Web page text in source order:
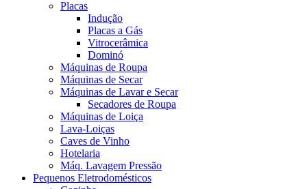
Placas
Indução
Placas a Gás
Vitrocerâmica
Dominó
Máquinas de Roupa
Máquinas de Secar
Máquinas de Lavar e Secar
Secadores de Roupa
Máquinas de Loiça
Lava-Loiças
Caves de Vinho
Hotelaria
Máq. Lavagem Pressão
Pequenos Eletrodomésticos